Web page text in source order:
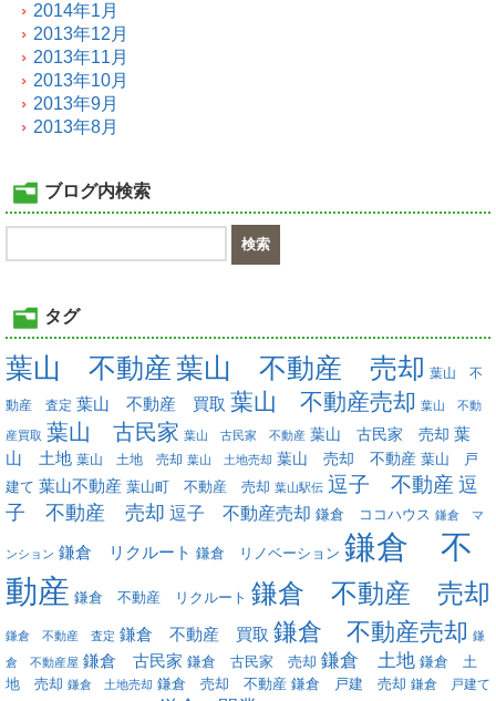
2014年1月
2013年12月
2013年11月
2013年10月
2013年9月
2013年8月
ブログ内検索
タグ
葉山 不動産葉山 不動産 売却 葉山 不
動産 査定 葉山 不動産 買取 葉山 不動産売却 葉山 不動
産買取 葉山 古民家 葉山 古民家 不動産 葉山 古民家 売却 葉
山 土地 葉山 土地 売却 葉山 土地売却 葉山 売却 不動産 葉山 戸
建て 葉山不動産 葉山町 不動産 売却 葉山駅伝 逗子 不動産 逗
子 不動産 売却 逗子 不動産売却 鎌倉 ココハウス 鎌倉 マ
ンション 鎌倉 リクルート 鎌倉 リノベーション 鎌倉 不
動産 鎌倉 不動産 リクルート 鎌倉 不動産 売却
鎌倉 不動産 査定 鎌倉 不動産 買取 鎌倉 不動産売却 鎌
倉 不動産屋 鎌倉 古民家 鎌倉 古民家 売却 鎌倉 土地 鎌倉 土
地 売却 鎌倉 土地売却 鎌倉 売却 不動産 鎌倉 戸建 売却 鎌倉 戸建て